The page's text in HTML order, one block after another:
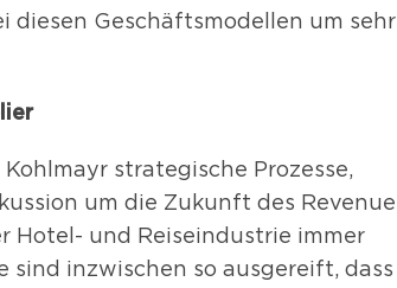
diesen Geschäftsmodellen um sehr
strategische Prozesse,
um die Zukunft des Revenue
Hotel- und Reiseindustrie immer
sind inzwischen so ausgereift, dass